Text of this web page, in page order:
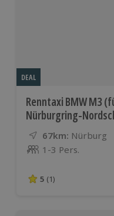
DEAL
Renntaxi BMW M3
Nürburgring-
67km: Entfernung
Standort
Nürburg
Anzahl der
1-3 Pers.
5 von 5 Sternen
5 (1)